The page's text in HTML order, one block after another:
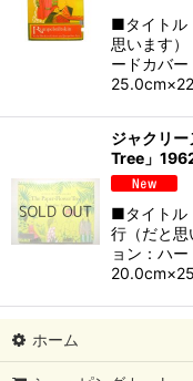
■タイトル
思います
ードカバ
ジャクリ
Tree」
■タイトル
行（だと
ョン：ハ
ホーム